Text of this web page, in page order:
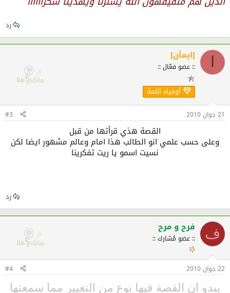
رد
[ايمآن]
:: عضو فعّال ::
أوفياء اللمة
21 جوان 2010 #3
القصة هذي قرأتها من قبل
وعلى حسب علمي انو الطالب هذا امام وعالم مشهور ايضا لكن
نسيت اسمو يا ريت تفكرينا
رد
ف فرح و مرح
:: عضو مُشارك ::
22 جوان 2010 #4
يبدو ان القصة فيها نوع من التغيير مما سمعتها